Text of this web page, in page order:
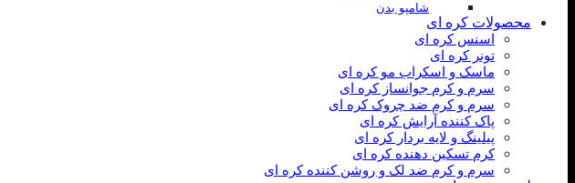
شامپو بدن
محصولات کره ای
اسنس کره ای
تونر کره ای
ماسک و اسکراب مو کره ای
سرم و کرم جوانساز کره ای
سرم و کرم ضد چروک کره ای
پاک کننده آرایش کره ای
پیلینگ و لایه بردار کره ای
کرم تسکین دهنده کره ای
سرم و کرم ضد لک و روشن کننده کره ای